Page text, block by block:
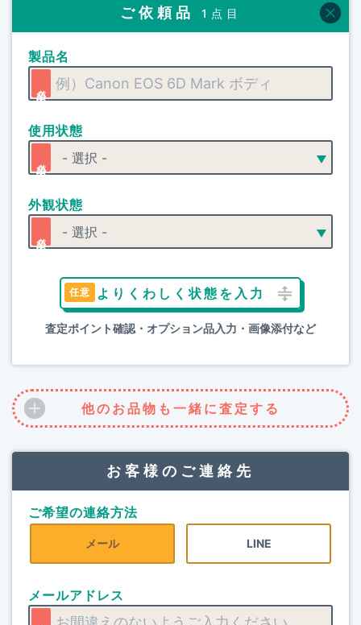
ご依頼品 1点目
製品名
使用状態
外観状態
よりくわしく状態を入力
査定ポイント確認・オプション品入力・画像添付など
他のお品物も一緒に査定する
お客様のご連絡先
ご希望の連絡方法
メール LINE
メールアドレス